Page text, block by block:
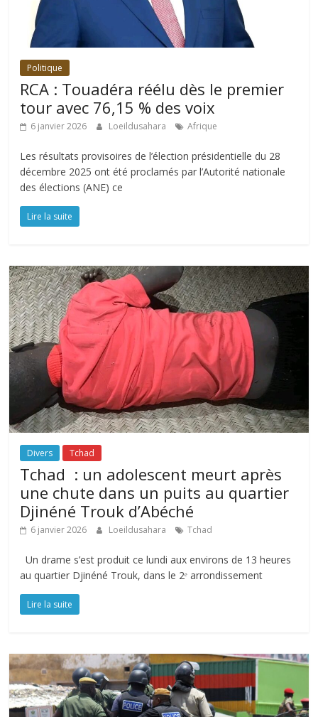
Politique
RCA : Touadéra réélu dès le premier
tour avec 76,15 % des voix
6 janvier 2026 Loeildusahara Afrique
Les résultats provisoires de l’élection présidentielle du 28
décembre 2025 ont été proclamés par l’Autorité nationale
des élections (ANE) ce
Lire la suite
Divers Tchad
Tchad : un adolescent meurt après
une chute dans un puits au quartier
Djinéné Trouk d’Abéché
6 janvier 2026 Loeildusahara Tchad
Un drame s’est produit ce lundi aux environs de 13 heures
au quartier Djinéné Trouk, dans le 2ᵉ arrondissement
Lire la suite